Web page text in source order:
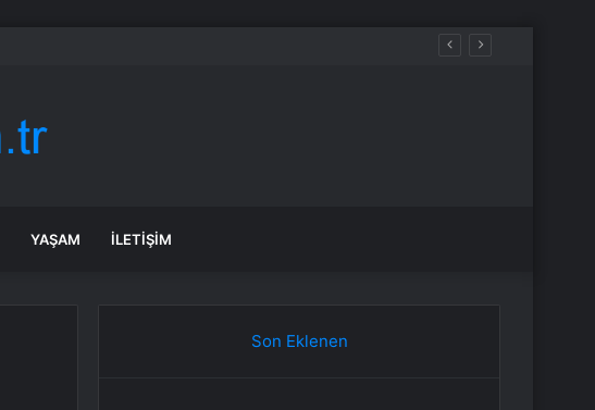
YAŞAM İLETIŞIM
Son Eklenen